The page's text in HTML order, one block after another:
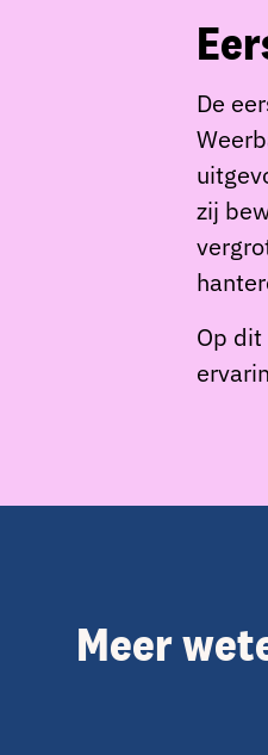
De
zij
Op
Meer